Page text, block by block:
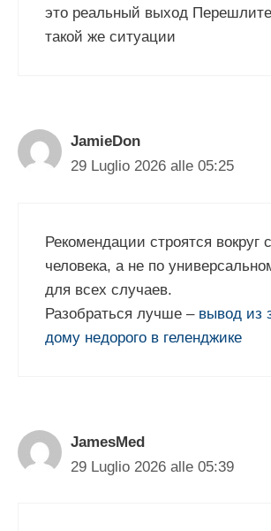
это реальный выход
такой же ситуации
JamieDon
29 Luglio 2026 alle 05:25
Рекомендации строятся вокруг
человека, а не по
для всех случаев.
Разобраться лучше – вывод из
дому недорого в геленджике
JamesMed
29 Luglio 2026 alle 05:39